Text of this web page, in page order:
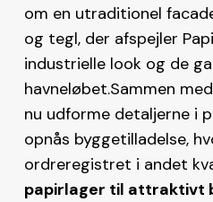
om en utraditionel
og tegl, der afspejler
industrielle look og de
havneløbet.Sammen
nu udforme detaljerne i
opnås byggetilladelse,
ordreregistret i andet
papirlager til attraktivt